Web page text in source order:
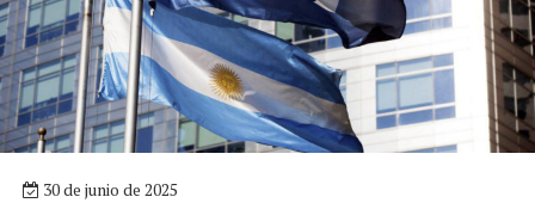
30 de junio de 2025